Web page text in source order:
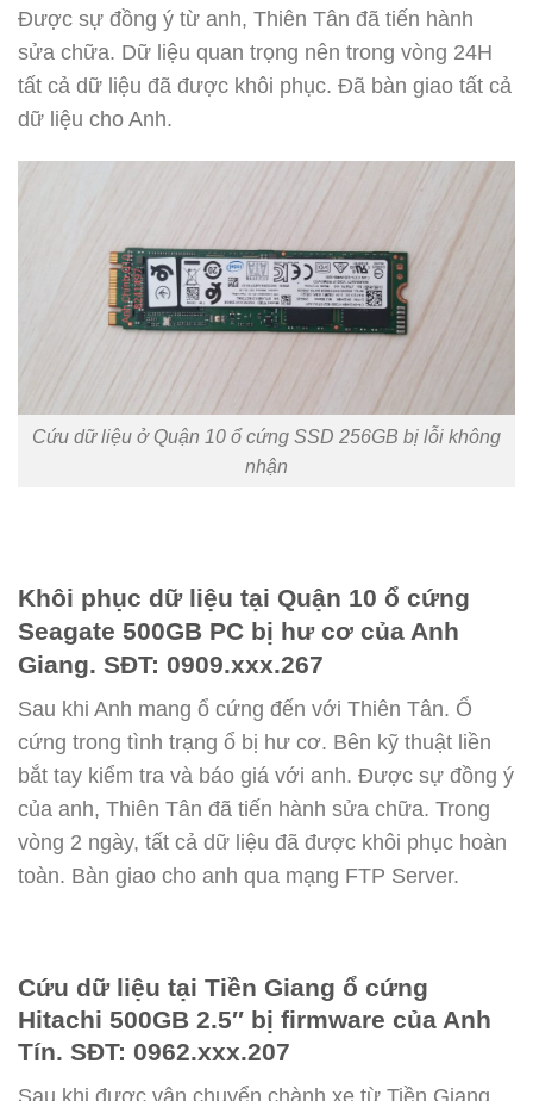
Được sự đồng ý từ anh, Thiên Tân đã tiến hành
sửa chữa. Dữ liệu quan trọng nên trong vòng 24H
tất cả dữ liệu đã được khôi phục. Đã bàn giao tất cả
dữ liệu cho Anh.
Cứu dữ liệu ở Quận 10 ổ cứng SSD 256GB bị lỗi không
nhận
Khôi phục dữ liệu tại Quận 10 ổ cứng
Seagate 500GB PC bị hư cơ của Anh
Giang. SĐT: 0909.xxx.267
Sau khi Anh mang ổ cứng đến với Thiên Tân. Ổ
cứng trong tình trạng ổ bị hư cơ. Bên kỹ thuật liền
bắt tay kiểm tra và báo giá với anh. Được sự đồng ý
của anh, Thiên Tân đã tiến hành sửa chữa. Trong
vòng 2 ngày, tất cả dữ liệu đã được khôi phục hoàn
toàn. Bàn giao cho anh qua mạng FTP Server.
Cứu dữ liệu tại Tiền Giang ổ cứng
Hitachi 500GB 2.5″ bị firmware của Anh
Tín. SĐT: 0962.xxx.207
Sau khi được vận chuyển chành xe từ Tiền Giang